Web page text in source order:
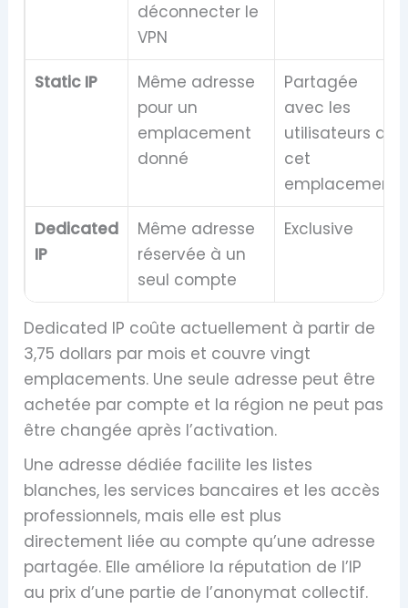
déconnecter le
VPN
Static IP
Même adresse
pour un
emplacement
donné
Partagée
avec les
utilisateurs de
cet
emplacement
Dedicated
IP
Même adresse
réservée à un
seul compte
Exclusive
Dedicated IP coûte actuellement à partir de
3,75 dollars par mois et couvre vingt
emplacements. Une seule adresse peut être
achetée par compte et la région ne peut pas
être changée après l’activation.
Une adresse dédiée facilite les listes
blanches, les services bancaires et les accès
professionnels, mais elle est plus
directement liée au compte qu’une adresse
partagée. Elle améliore la réputation de l’IP
au prix d’une partie de l’anonymat collectif.